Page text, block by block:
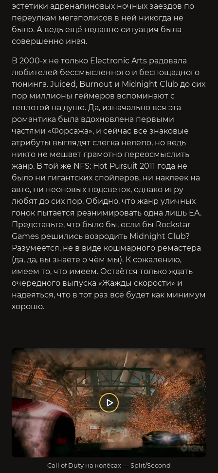
эстетики адреналиновых ночных заездов по
переулкам мегаполисов в ней никогда не
было. А ведь ещё недавно ситуация была
совершенно иная.
В 2000-х не только Electronic Arts радовала
любителей бессмысленного и беспощадного
тюнинга. Juiced, Burnout и Midnight Club до сих
пор миллионы геймеров вспоминают с
теплотой на душе. Да, изначально вся эта
романтика была вдохновлена первыми
частями «Форсажа», и сейчас все знаковые
атрибуты выглядят слегка нелепо, но ведь
никто не мешает грамотно переосмыслить
жанр. В той же NFS: Hot Pursuit 2011 года не
было ни гигантских спойлеров, ни наклеек на
авто, ни неоновых подсветок, однако игру
любят до сих пор. Обидно, что жанр уличных
гонок пытается реанимировать одна лишь EA.
Представьте, что было бы, если бы Rockstar
Games решились возродить Midnight Club?
Разумеется, не в виде кошмарного ремастера
(да, да, вы знаете о чём мы). К сожалению,
имеем то, что имеем. Остаётся только ждать
очередного выпуска «Жажды скорости» и
надеяться, что в тот раз всё будет как минимум
хорошо.
Call of Duty на колёсах — Split/Second